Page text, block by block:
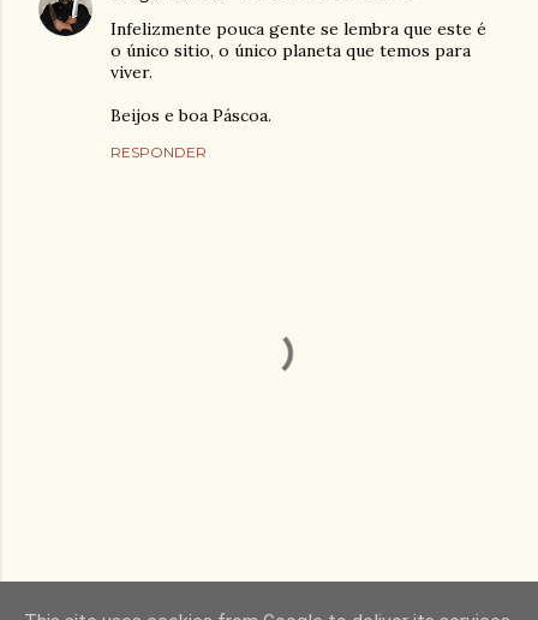
Infelizmente pouca gente se lembra que este é
o único sitio, o único planeta que temos para
viver.
Beijos e boa Páscoa.
RESPONDER
E
n